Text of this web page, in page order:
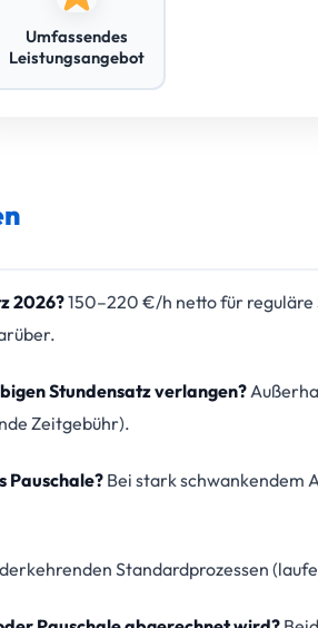
Umfassendes
Leistungsangebot
2026?150–220 €/h netto für
Stundensatz verlangen?
Zeitgebühr).
Pauschale? Bei stark schwankendem
Standardprozessen